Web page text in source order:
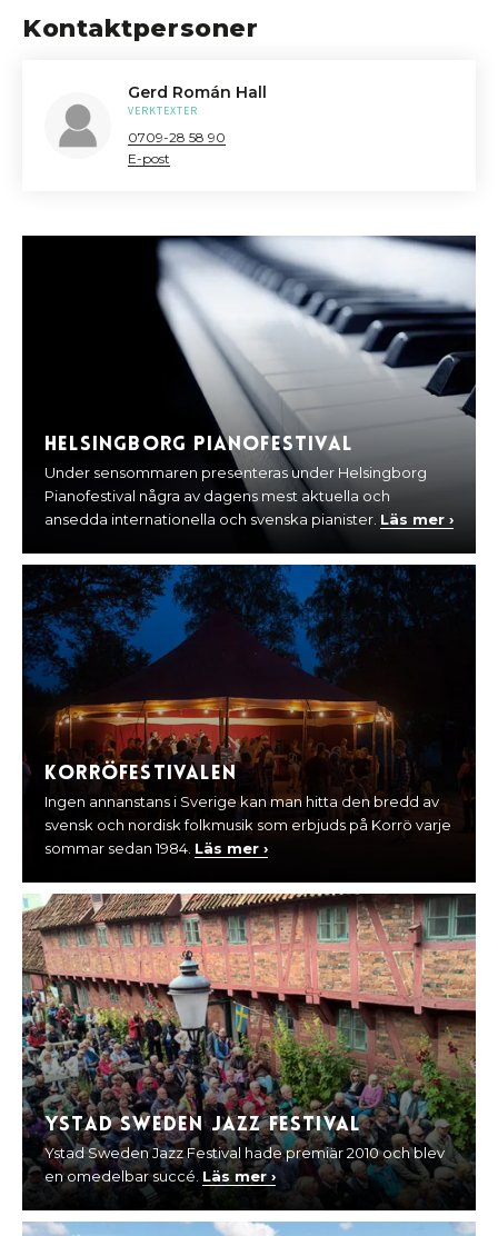
Kontaktpersoner
Gerd Román Hall
VERKTEXTER
0709-28 58 90
E-post
Helsingborg Pianofestival
Under sensommaren presenteras under Helsingborg
Pianofestival några av dagens mest aktuella och
ansedda internationella och svenska pianister. Läs mer ›
Korröfestivalen
Ingen annanstans i Sverige kan man hitta den bredd av
svensk och nordisk folkmusik som erbjuds på Korrö varje
sommar sedan 1984. Läs mer ›
Ystad Sweden Jazz Festival
Ystad Sweden Jazz Festival hade premiär 2010 och blev
en omedelbar succé. Läs mer ›